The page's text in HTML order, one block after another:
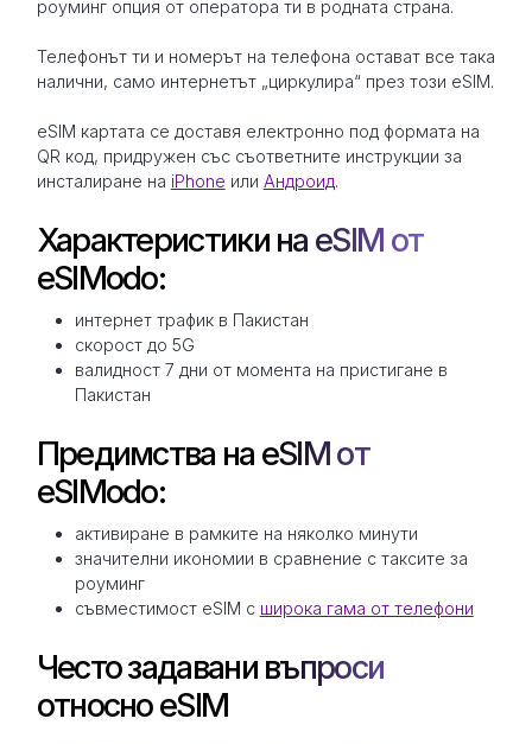
роуминг опция от оператора ти в родната страна.
Телефонът ти и номерът на телефона остават все така
налични, само интернетът „циркулира“ през този eSIM.
eSIM картата се доставя електронно под формата на
QR код, придружен със съответните инструкции за
инсталиране на iPhone или Андроид.
Характеристики на eSIM от
eSIModo:
интернет трафик в Пакистан
скорост до 5G
валидност 7 дни от момента на пристигане в
Пакистан
Предимства на eSIM от
eSIModo:
активиране в рамките на няколко минути
значителни икономии в сравнение с таксите за
роуминг
съвместимост eSIM с широка гама от телефони
Често задавани въпроси
относно eSIM